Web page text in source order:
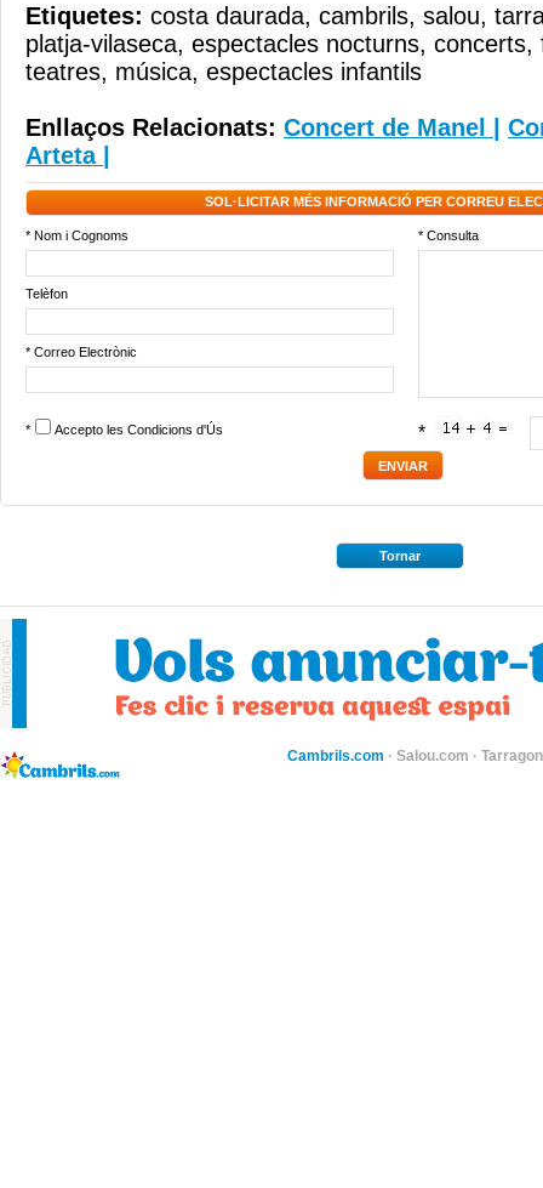
Etiquetes: costa daurada, cambrils, salou,
platja-vilaseca, espectacles nocturns, concerts,
teatres, música, espectacles infantils
Enllaços Relacionats: Concert de Manel
Arteta
SOL·LICITAR MÉS INFORMACIÓ PER CORREU
* Nom i Cognoms * Consulta
Telèfon
* Correo Electrònic
* Accepto les Condicions d'Ús *
Tornar
Cambrils.com · Salou.com ·